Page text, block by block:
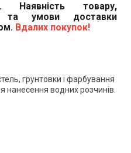
Наявність товару,
та умови доставки
Вдалих покупок!
грунтовки і фарбування
нанесення водних розчинів.